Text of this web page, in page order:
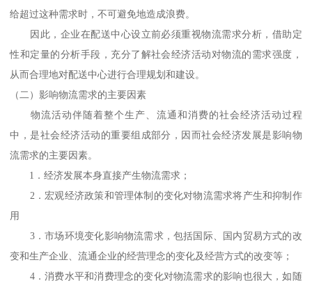
给超过这种需求时，不可避免地造成浪费。
因此，企业在配送中心设立前必须重视物流需求分析，借助定
性和定量的分析手段，充分了解社会经济活动对物流的需求强度，
从而合理地对配送中心进行合理规划和建设。
（二）影响物流需求的主要因素
物流活动伴随着整个生产、流通和消费的社会经济活动过程
中，是社会经济活动的重要组成部分，因而社会经济发展是影响物
流需求的主要因素。
1．经济发展本身直接产生物流需求；
2．宏观经济政策和管理体制的变化对物流需求将产生和抑制作
用
3．市场环境变化影响物流需求，包括国际、国内贸易方式的改
变和生产企业、流通企业的经营理念的变化及经营方式的改变等；
4．消费水平和消费理念的变化对物流需求的影响也很大，如随